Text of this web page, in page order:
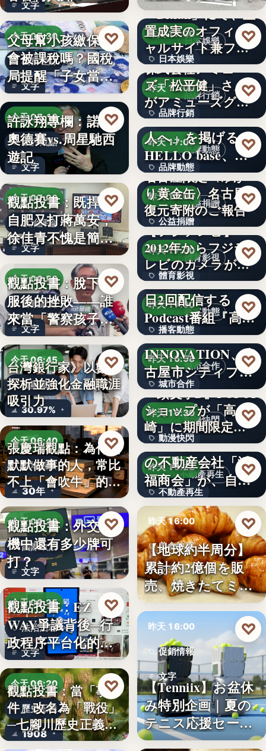
文字
今天 07:30
稅務理財
文字
父母幫小孩繳保費
會被課稅嗎？國稅
局提醒「子女當要
保人」恐…
♡
今天 07:10
影評觀點
文字
許詠翔專欄：諾蘭
奧德賽vs.周星馳西
遊記
♡
今天 07:00
政治評論
文字
觀點投書：既捍衛
自肥又打蔣萬安，
徐佳青不愧是簡舒
培的師父
♡
今天 06:50
警察家庭
文字
觀點投書：脫下制
服後的挫敗——誰
來當「警察孩子」
的保母？
♡
今天 06:45
金融職涯
30.97%
台灣銀行家》以數字
探析並強化金融職涯
吸引力
♡
今天 06:40
職場觀察
30年
張慶瑞觀點：為什麼
默默做事的人，常比
不上「會吹牛」的人
？
♡
今天 06:30
國際政治
文字
觀點投書：外交危
機中還有多少牌可
打？
♡
今天 06:25
法治治理
文字
觀點投書：EZ
WAY爭議背後─行
政程序平台化的法
治缺口
♡
今天 06:20
歷史正義
1908
觀點投書：當「事
件」改名為「戰役」
─七腳川歷史正義不
能停…
♡
催…
日本娛樂
昨天 17:00
日本娛樂
730円
「Bitfan」にて、玉
置成実のオフィシ
ャルサイト兼フ
ァ…
♡
品牌行銷
昨天 17:00
品牌行銷
1,200億円
株式会社アミュー
ズ「松平健」さん
がアミューズグル
ープ ス…
♡
品牌動態
昨天 17:00
品牌動態
文字
「社長に買われる
人へ」を掲げる
HELLO base、創
業…
♡
公益捐贈
昨天 17:00
公益捐贈
4,550,085
名古屋限定〈ゆか
り黄金缶〉名古屋城
復元寄附のご報告
♡
體育影視
昨天 17:00
體育影視
99
【フジテレビ】
2012年からフジテ
レビのカメラが追
い続け…
♡
播客動態
昨天 17:00
播客動態
文字
俳優・高橋健介が1
日2回配信する
Podcast番組『高
橋…
♡
城市合作
昨天 16:58
城市合作
文字
NEXT
INNOVATION、名
古屋市シティプロ
モーシ…
♡
動漫快閃
昨天 16:30
動漫快閃
366
『頭文字D』POPUP
ショップが「高
崎」に期間限定で
登場…
♡
不動產再生
昨天 16:22
不動產再生
文字
1970年創業の長崎
の不動産会社「浜
福商会」が、自ら
再生…
♡
昨天 16:00
美食快報
文字
【地球約半周分】
累計約2億個を販
売、焼きたてミニ
クロワッ…
♡
昨天 16:00
促銷情報
文字
【Tenniix】お盆休
み特別企画｜夏の
テニス応援セー
ル…
♡